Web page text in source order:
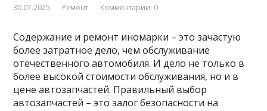
30.07.2025 Ремонт Комментарии: 0
Содержание и ремонт иномарки – это зачастую
более затратное дело, чем обслуживание
отечественного автомобиля. И дело не только в
более высокой стоимости обслуживания, но и в
цене автозапчастей. Правильный выбор
автозапчастей – это залог безопасности на